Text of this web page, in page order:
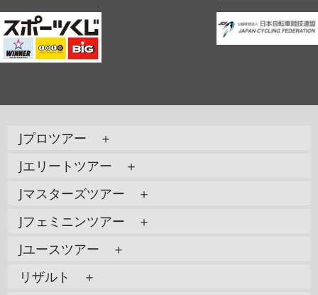
Jプロツアー ＋
Jエリートツアー ＋
Jマスターズツアー ＋
Jフェミニンツアー ＋
Jユースツアー ＋
リザルト ＋